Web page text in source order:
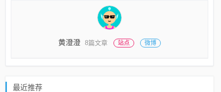
黄澄澄 8篇文章 站点 微博
最近推荐